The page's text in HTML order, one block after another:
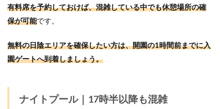
有料席を予約しておけば、混雑している中でも休憩場所の確
保が可能です。
無料の日陰エリアを確保したい方は、開園の1時間前までに入
園ゲートへ到着しましょう。
ナイトプール｜17時半以降も混雑